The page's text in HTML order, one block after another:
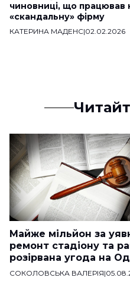
чиновниці, що працював
«скандальну» фірму
КАТЕРИНА МАДЕНС|02.02.2026
Майже мільйон за
ремонт стадіону та
розірвана угода на
СОКОЛОВСЬКА ВАЛЕРІЯ|